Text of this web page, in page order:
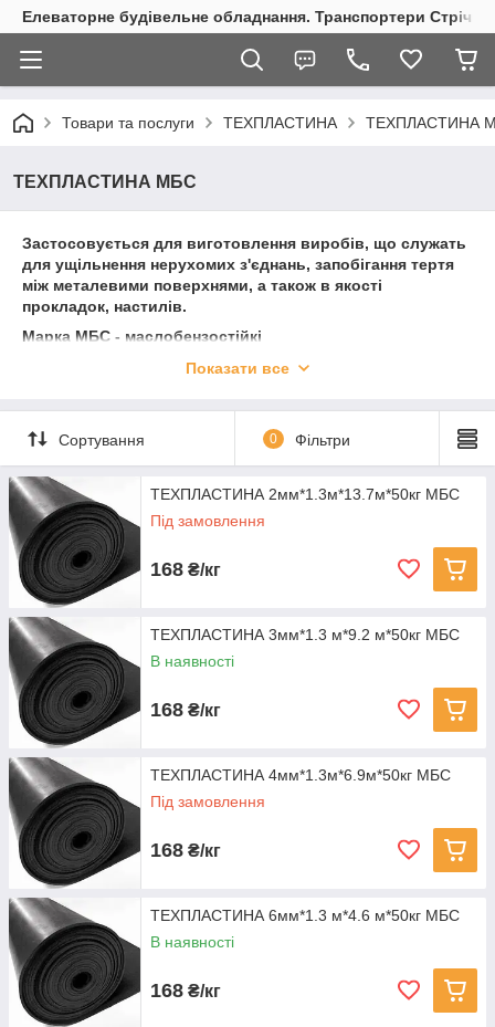
Елеваторне будівельне обладнання. Транспортери
Товари та послуги ТЕХПЛАСТИНА ТЕХПЛАСТИНА
ТЕХПЛАСТИНА МБС
Застосовується для виготовлення виробів, що служать
для ущільнення нерухомих з'єднань, запобігання тертя
між металевими поверхнями, а також в якості
прокладок, настилів.
Марка МБС - маслобензостійкі
Від 1мм до 6мм техпластина представлена в рулонах.
Вага рулону - 48-55 кг
Від 8мм до 40 мм техпластина представлена в листах.
Розмір листа- 1000 мм х 1000 мм
Технічні характеристики:
Щільність - 1,4 г/см3
Відносне подовження при розриві - 250%
Межа міцності на розрив - 4,0 MPa
Твердість - 65+/-5 Shore A
Показати все
Сортування 0 Фільтри
ТЕХПЛАСТИНА 2мм*1.3м*13.7м*50кг МБС
Під замовлення
168 ₴/кг
ТЕХПЛАСТИНА 3мм*1.3 м*9.2 м*50кг МБС
В наявності
168 ₴/кг
ТЕХПЛАСТИНА 4мм*1.3м*6.9м*50кг МБС
Під замовлення
168 ₴/кг
ТЕХПЛАСТИНА 6мм*1.3 м*4.6 м*50кг МБС
В наявності
168 ₴/кг